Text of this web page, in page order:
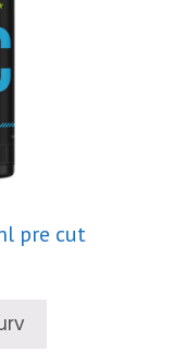
pre cut